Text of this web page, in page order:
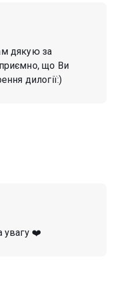
дякую за
що Ви
дилогії:)
увагу ❤️